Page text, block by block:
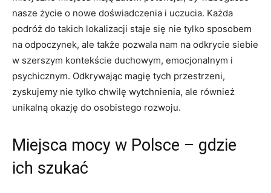
⁤nasze życie o nowe ⁤doświadczenia i⁤ uczucia. Każda
⁣podróż ⁢do takich lokalizacji staje się nie tylko sposobem
na odpoczynek, ale ‍także pozwala nam na‌ odkrycie siebie
w szerszym kontekście duchowym, emocjonalnym i
psychicznym. Odkrywając magię tych ⁤przestrzeni,
zyskujemy nie tylko chwilę wytchnienia,​ ale również
unikalną okazję do osobistego rozwoju.
Miejsca mocy w Polsce – gdzie
ich szukać